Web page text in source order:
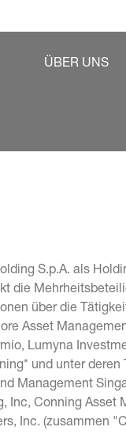
ÜBER UNS
S.p.A. als
die
über die
Asset
Lumyna
und unter
Management
Inc, Conning Asset
Inc. (zusammen